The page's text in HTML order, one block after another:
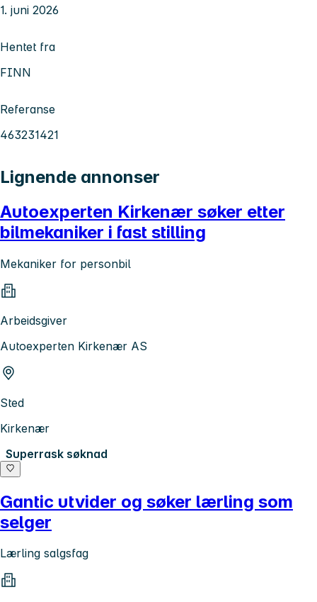
1. juni 2026
Hentet fra
FINN
Referanse
463231421
Lignende annonser
Autoexperten Kirkenær søker etter
bilmekaniker i fast stilling
Mekaniker for personbil
Arbeidsgiver
Autoexperten Kirkenær AS
Sted
Kirkenær
Superrask søknad
Gantic utvider og søker lærling som
selger
Lærling salgsfag